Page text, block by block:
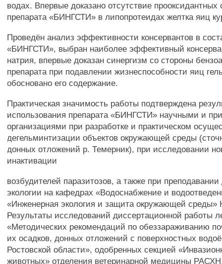
водах. Впервые доказано отсутствие прооксидантных
препарата «БИНГСТИ» в липопротеидах желтка яиц
Проведён анализ эффективности консервантов в
«БИНГСТИ», выбран наиболее эффективный
натрия, впервые доказан синергизм со стороны
препарата при подавлении жизнеспособности яиц
обосновано его содержание.
Практическая значимость работы подтверждена
использования препарата «БИНГСТИ» научными и
организациями при разработке и практическом
дегельминтизации объектов окружающей среды
донных отложений р. Темерник), при исследовании
инактивации
возбудителей паразитозов, а также при
экологии на кафедрах «Водоснабжение и
«Инженерная экология и защита окружающей
Результаты исследований диссертационной работы
«Методических рекомендаций по обеззараживанию
их осадков, донных отложений с поверхностных
Ростовской области», одобренных секцией
животных» отделения ветеринарной медицины